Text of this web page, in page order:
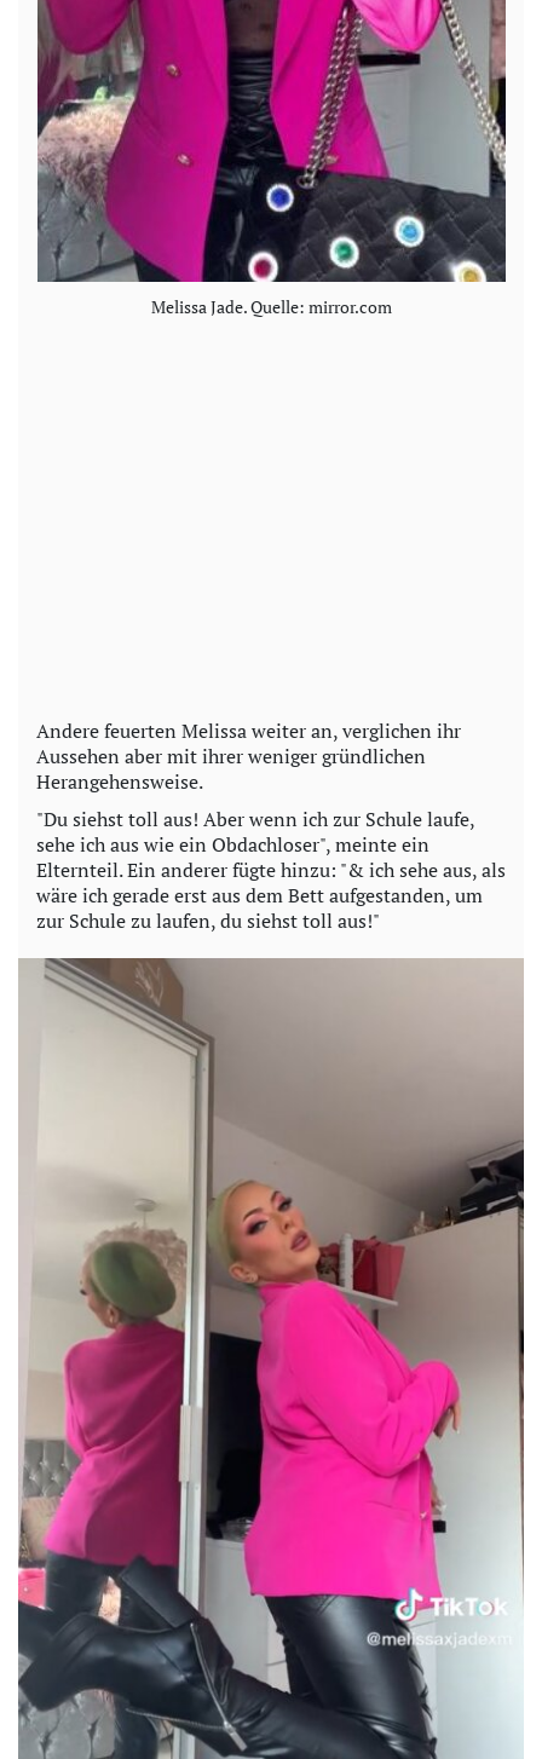
Melissa Jade. Quelle: mirror.com
Andere feuerten Melissa weiter an, verglichen ihr
Aussehen aber mit ihrer weniger gründlichen
Herangehensweise.
"Du siehst toll aus! Aber wenn ich zur Schule laufe,
sehe ich aus wie ein Obdachloser", meinte ein
Elternteil. Ein anderer fügte hinzu: "& ich sehe aus, als
wäre ich gerade erst aus dem Bett aufgestanden, um
zur Schule zu laufen, du siehst toll aus!"